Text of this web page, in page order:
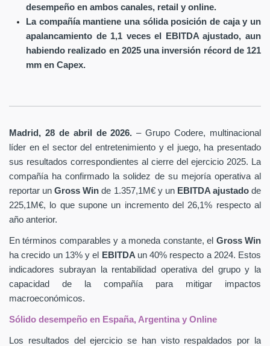
desempeño en ambos canales, retail y online.
La compañía mantiene una sólida posición de caja y un
apalancamiento de 1,1 veces el EBITDA ajustado, aun
habiendo realizado en 2025 una inversión récord de 121
mm en Capex.
Madrid, 28 de abril de 2026. – Grupo Codere, multinacional
líder en el sector del entretenimiento y el juego, ha presentado
sus resultados correspondientes al cierre del ejercicio 2025. La
compañía ha confirmado la solidez de su mejoría operativa al
reportar unGross Winde 1.357,1M€ y un EBITDA ajustadode
225,1M€, lo que supone un incremento del 26,1% respecto al
año anterior.
En términos comparables y a moneda constante, el Gross Win
ha crecido un 13% y el
EBITDA un 40% respecto a 2024. Estos
indicadores subrayan la rentabilidad operativa del grupo y la
capacidad de la compañía para mitigar impactos
macroeconómicos.
Sólido desempeño en España, Argentina y Online
Los resultados del ejercicio se han visto respaldados por la